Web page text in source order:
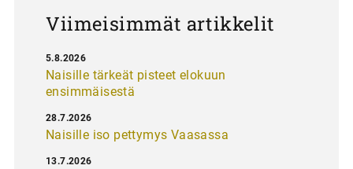
Viimeisimmät artikkelit
Naisille tärkeät pisteet elokuun
ensimmäisestä
5.8.2026
Naisille iso pettymys Vaasassa
28.7.2026
13.7.2026